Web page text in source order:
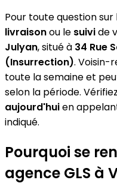
Pour toute question sur
livraisonou le suivide
Julyan, situé à 34 Rue
(Insurrection). Voisin-
toute la semaine et
selon la période.
aujourd'huien
indiqué.
Pourquoi se
agence GLS à